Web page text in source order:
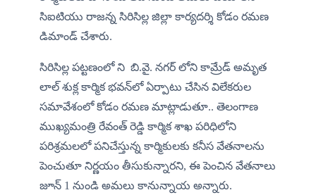
సిఐటియు రాజన్న సిరిసిల్ల జిల్లా కార్యదర్శి కోడం రమణ
డిమాండ్ చేశారు.
సిరిసిల్ల పట్టణంలో ని  బి.వై. నగర్ లోని కామ్రేడ్ అమృత
లాల్ శుక్ల కార్మిక భవన్‌లో ఏర్పాటు చేసిన విలేకరుల
సమావేశంలో కోడం రమణ మాట్లాడుతూ.. తెలంగాణ
ముఖ్యమంత్రి రేవంత్ రెడ్డి కార్మిక శాఖ పరిధిలోని
పరిశ్రమలలో పనిచేస్తున్న కార్మికులకు కనీస వేతనాలను
పెంచుతూ నిర్ణయం తీసుకున్నారని, ఈ పెంచిన వేతనాలు
జూన్ 1 నుండి అమలు కానున్నాయ అన్నారు.